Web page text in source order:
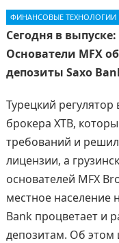
ФИНАНСОВЫЕ ТЕХНОЛОГИИ
Сегодня в
Основатели MFX
депозиты Saxo
Турецкий
брокера XTB,
требований и
лицензии, а
основателей MFX
местное население
Bank процветает и
депозитам. Об этом